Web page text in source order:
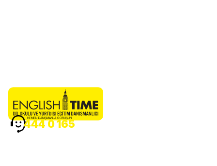
HEMEN DANIŞMANLA GÖRÜŞÜN
444 0 165